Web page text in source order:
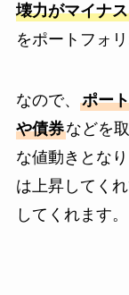
壊力がマイナ
をポートフォ
なので、 ポー
や債券などを
な値動きとな
は上昇してく
してくれます。